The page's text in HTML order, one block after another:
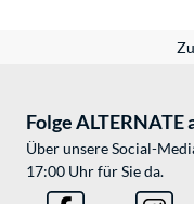
Folge ALTERNATE
Über unsere Social-
17:00 Uhr für Sie da.